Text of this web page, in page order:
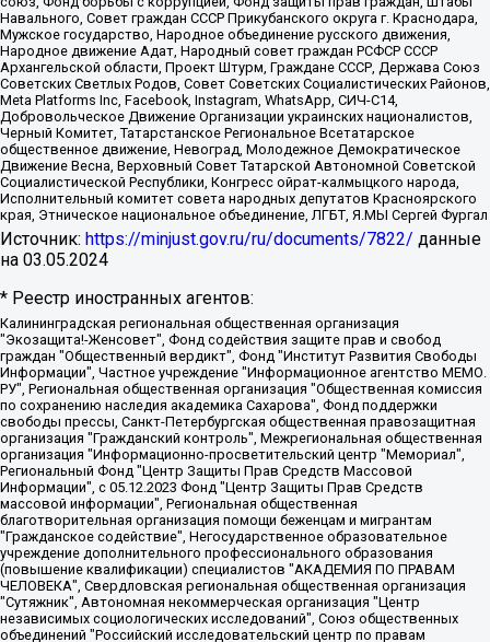
Навального, Совет граждан СССР Прикубанского округа г. Краснодара,
Мужское государство, Народное объединение русского движения,
Народное движение Адат, Народный совет граждан РСФСР СССР
Архангельской области, Проект Штурм, Граждане СССР, Держава Союз
Советских Светлых Родов, Совет Советских Социалистических Районов,
Meta Platforms Inc, Facebook, Instagram, WhatsApp, СИЧ-С14,
Добровольческое Движение Организации украинских националистов,
Черный Комитет, Татарстанское Региональное Всетатарское
общественное движение, Невоград, Молодежное Демократическое
Движение Весна, Верховный Совет Татарской Автономной Советской
Социалистической Республики, Конгресс ойрат-калмыцкого народа,
Исполнительный комитет совета народных депутатов Красноярского
края, Этническое национальное объединение, ЛГБТ, Я.МЫ Сергей Фургал
Источник: https://minjust.gov.ru/ru/documents/7822/ данные
на 03.05.2024
* Реестр иностранных агентов:
Калининградская региональная общественная организация "Экозащита!-Женсовет", Фонд содействия защите прав и свобод граждан "Общественный вердикт", Фонд "Институт Развития Свободы Информации", Частное учреждение "Информационное агентство МЕМО. РУ", Региональная общественная организация "Общественная комиссия по сохранению наследия академика Сахарова", Фонд поддержки свободы прессы, Санкт-Петербургская общественная правозащитная организация "Гражданский контроль", Межрегиональная общественная организация "Информационно-просветительский центр "Мемориал", Региональный Фонд "Центр Защиты Прав Средств Массовой Информации", с 05.12.2023 Фонд "Центр Защиты Прав Средств массовой информации", Региональная общественная благотворительная организация помощи беженцам и мигрантам "Гражданское содействие", Негосударственное образовательное учреждение дополнительного профессионального образования (повышение квалификации) специалистов "АКАДЕМИЯ ПО ПРАВАМ ЧЕЛОВЕКА", Свердловская региональная общественная организация "Сутяжник", Автономная некоммерческая организация "Центр независимых социологических исследований", Союз общественных объединений "Российский исследовательский центр по правам человека", Региональное общественное учреждение научно-информационный центр "МЕМОРИАЛ", Некоммерческая организация "Фонд защиты гласности", Автономная некоммерческая организация "Институт прав человека", Городская общественная организация "Екатеринбургское общество "МЕМОРИАЛ", Городская общественная организация "Рязанское историко-просветительское и правозащитное общество "Мемориал" (Рязанский Мемориал), Челябинский региональный орган общественной самодеятельности – женское общественное объединение "Женщины Евразии", Челябинский региональный орган общественной самодеятельности "Уральская правозащитная группа", Фонд содействия защите здоровья и социальной справедливости имени Андрея Рылькова, Автономная Некоммерческая Организация "Аналитический Центр Юрия Левады", Автономная некоммерческая организация социальной поддержки населения "Проект Апрель", Региональная общественная организация помощи женщинам и детям, находящимся в кризисной ситуации "Информационно-методический центр "Анна", Фонд содействия развитию массовых коммуникаций и правовому просвещению "Так-так-Так", Фонд содействия устойчивому развитию "Серебряная тайга", Свердловский региональный общественный фонд социальных проектов "Новое время", "Idel.Реалии", Кавказ.Реалии, Крым.Реалии, Телеканал Настоящее Время, Татаро-башкирская служба Радио Свобода (Azatliq Radiosi), Радио Свободная Европа/Радио Свобода (PCE/PC), "Сибирь.Реалии", "Фактограф", Благотворительный фонд помощи осужденным и их семьям, Автономная некоммерческая организация "Институт глобализации и социальных движений", Фонд "В защиту прав заключенных", Частное учреждение "Центр поддержки и содействия развитию средств массовой информации", Пензенский региональный общественный благотворительный фонд "Гражданский союз", "Север.Реалии", Некоммерческая организация Фонд "Правовая инициатива", Общество с ограниченной ответственностью "Радио Свободная Европа/Радио Свобода", Чешское информационное агентство "MEDIUM-ORIENT", Красноярская региональная общественная организация "Мы против СПИДа", Камалягин Денис Николаевич, Маркелов Сергей Евгеньевич, Пономарев Лев Александрович, Савицкая Людмила Алексеевна, Автономная некоммерческая организация "Центр по работе с проблемой насилия "НАСИЛИЮ.НЕТ", Межрегиональный профессиональный союз работников здравоохранения "Альянс врачей", Юридическое лицо, зарегистрированное в Латвийской Республике, SIA "Medusa Project" (регистрационный номер 40103797863, дата регистрации 10.06.2014), Некоммерческая организация "Фонд по борьбе с коррупцией", Автономная некоммерческая организация "Институт права и публичной политики", Баданин Роман Сергеевич, Гликин Максим Александрович, Железнова Мария Михайловна, Лукьянова Юлия Сергеевна, Маетная Елизавета Витальевна, Маняхин Петр Борисович, Чуракова Ольга Владимировна, Ярош Юлия Петровна, Юридическое лицо "The Insider SIA", зарегистрированное в Риге, Латвийская Республика (дата регистрации 26.06.2015), являющееся администратором доменного имени интернет-издания "The Insider SIA", https://theins.ru, Постернак Алексей Евгеньевич, Рубин Михаил Аркадьевич, Анин Роман Александрович, Юридическое лицо Istories fonds, зарегистрированное в Латвийской Республике (регистрационный номер 50008295751, дата регистрации 24.02.2020), Великовский Дмитрий Александрович, Долинина Ирина Николаевна, Мароховская Алеся Алексеевна, Шлейнов Роман Юрьевич, Шмагун Олеся Валентиновна, Общество с ограниченной ответственностью "Альтаир 2021", Общество с ограниченной ответственностью "Вега 2021", Общество с ограниченной ответственностью "Главный редактор 2021", Общество с ограниченной ответственностью "Ромашки монолит", Важенков Артем Валерьевич, Ивановская областная общественная организация "Центр гендерных исследований", Гурман Юрий Альбертович, Медиапроект "ОВД-Инфо", Егоров Владимир Владимирович, Жилинский Владимир Александрович, Общество с ограниченной ответственностью "ЗП", Иванова София Юрьевна, Карезина Инна Павловна, Кильтау Екатерина Викторовна, Петров Алексей Викторович, Пискунов Сергей Евгеньевич, Смирнов Сергей Сергеевич, Тихонов Михаил Сергеевич, Общество с ограниченной ответственностью "ЖУРНАЛИСТ-ИНОСТРАННЫЙ АГЕНТ", Арапова Галина Юрьевна, Вольтская Татьяна Анатольевна, Американская компания "Mason G.E.S. Anonymous Foundation" (США), являющаяся владельцем интернет-издания https://mnews.world/, Компания "Stichting Bellingcat", зарегистрированная в Нидерландах (дата регистрации 11.07.2018), Захаров Андрей Вячеславович, Клепиковская Екатерина Дмитриевна, Общество с ограниченной ответственностью "МЕМО", Перл Роман Александрович, Симонов Евгений Алексеевич, Соловьева Елена Анатольевна, Сотников Даниил Владимирович, Сурначева Елизавета Дмитриевна, Автономная некоммерческая организация по защите прав человека и информированию населения "Якутия – Наше Мнение", Общество с ограниченной ответственностью "Москоу диджитал медиа", с 26.01.2023 Общество с ограниченной ответственностью "Чайка Белые сады", Ветошкина Валерия Валерьевна, Заговора Максим Александрович, Межрегиональное общественное движение "Российская ЛГБТ - сеть", Оленичев Максим Владимирович, Павлов Иван Юрьевич, Скворцова Елена Сергеевна, Общество с ограниченной ответственностью "Как бы инагент", Кочетков Игорь Викторович, Общество с ограниченной ответственностью "Честные выборы", Еланчик Олег Александрович, Общество с ограниченной ответственностью "Нобелевский призыв", Гималова Регина Эмилевна, Григорьев Андрей Валерьевич, Григорьева Алина Александровна, Ассоциация по содействию защите прав призывников, альтернативнослужащих и военнослужащих "Правозащитная группа "Гражданин.Армия.Право", Хисамова Регина Фаритовна, Автономная некоммерческая организация по реализации социально-правовых программ "Лилит", Дальневосточное общественное движение "Маяк", Санкт-Петербургская ЛГБТ-инициативная группа "Выход", Инициативная группа ЛГБТ+ "Реверс", Алексеев Андрей Викторович, Бекбулатова Таисия Львовна, Беляев Иван Михайлович, Владыкина Елена Сергеевна, Гельман Марат Александрович, Никульшина Вероника Юрьевна, Толоконникова Надежда Андреевна, Шендерович Виктор Анатольевич, Общество с ограниченной ответственностью "Данное сообщение", Общество с ограниченной ответственностью Издательский дом "Новая глава", Айнбиндер Александра Александровна, Московский комьюнити-центр для ЛГБТ+инициатив, Благотворительный фонд развития филантропии, Deutsche Welle (Германия, Kurt-Schumacher-Strasse 3, 53113 Bonn), Борзунова Мария Михайловна, Воробьев Виктор Викторович, Голубева Анна Львовна, Константинова Алла Михайловна, Малкова Ирина Владимировна, Мурадов Мурад Абдулгалимович, Осетинская Елизавета Николаевна, Понасенков Евгений Николаевич, Ганапольский Матвей Юрьевич, Киселев Евгений Алексеевич, Борухович Ирина Григорьевна, Дремин Иван Тимофеевич, Дубровский Дмитрий Викторович, Красноярская региональная общественная организация поддержки и развития альтернативных образовательных технологий и межкультурных коммуникаций "ИНТЕРРА", Маяковская Екатерина Алексеевна, Фейгин Марк Захарович, Филимонов Андрей Викторович, Дзугкоева Регина Николаевна, Доброхотов Роман Александрович, Дудь Юрий Александрович, Елкин Сергей Владимирович, Кругликов Кирилл Игоревич, Сабунаева Мария Леонидовна, Семенов Алексей Владимирович, Шаинян Карен Багратович, Шульман Екатерина Михайловна, Асафьев Артур Валерьевич, Вахштайн Виктор Семенович, Венедиктов Алексей Алексеевич, Лушникова Екатерина Евгеньевна, Волков Леонид Михайлович, Невзоров Александр Глебович, Пархоменко Сергей Борисович, Сироткин Ярослав Николаевич, Кара-Мурза Владимир Владимирович, Баранова Наталья Владимировна, Гозман Леонид Яковлевич, Кагарлицкий Борис Юльевич, Климарев Михаил Валерьевич, Милов Владимир Станиславович, Автономная некоммерческая организация Краснодарский центр современного искусства "Типография", Моргенштерн Алишер Тагирович, Соболь Любовь Эдуардовна, Общество с ограниченной ответственностью "ЛИЗА НОРМ", Каспаров Гарри Кимович, Ходорковский Михаил Борисович, Общество с ограниченной ответственностью "Апрельские тезисы", Данилович Ирина Брониславовна, Кашин Олег Владимирович, Петров Николай Владимирович, Пивоваров Алексей Владимирович, Соколов Михаил Владимирович, Цветкова Юлия Владимировна, Чичваркин Евгений Александрович, Комитет против пыток/Команда против пыток, Общество с ограниченной ответственностью "Первый научный", Общество с ограниченной ответственностью "Вертолет и ко", Белоцерковская Вероника Борисовна, Кац Максим Евгеньевич, Лазарева Татьяна Юрьевна, Шаведдинов Руслан Табризович, Яшин Илья Валерьевич, Общество с ограниченной ответственностью "Иноагент ААВ", Алешковский Дмитрий Петрович, Альбац Евгения Марковна, Быков Дмитрий Львович, Галямина Юлия Евгеньевна, Лойко Сергей Леонидович, Мартынов Кирилл Константинович, Медведев Сергей Александрович, Крашенинников Федор Геннадиевич, Гордеева Катерина Вл